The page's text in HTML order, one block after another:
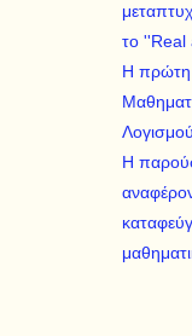
το ''Real
Η πρώτη
Η